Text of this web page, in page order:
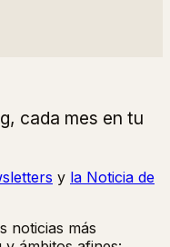
cada mes en tu
y la Noticia de
noticias más